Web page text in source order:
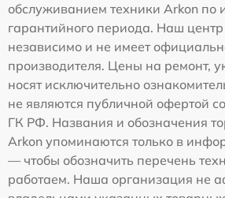
обслуживанием техники Arkon по
гарантийного периода. Наш
независимо и не имеет
производителя. Цены на ремонт,
носят исключительно
не являются публичной офертой
ГК РФ. Названия и обозначения
Arkon упоминаются только в
— чтобы обозначить перечень
работаем. Наша организация не